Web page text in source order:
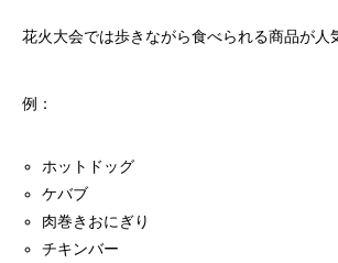
花火大会では歩きながら食べられる商品が人
例：
ホットドッグ
ケバブ
肉巻きおにぎり
チキンバー